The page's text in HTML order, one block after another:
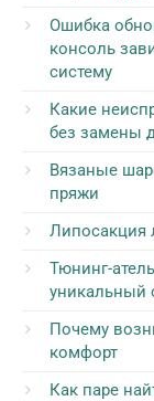
Ошибка
консоль
систему
Какие
без замены
Вязаные
пряжи
Липосакция
Тюнинг-
уникальный
Почему
комфорт
Как паре